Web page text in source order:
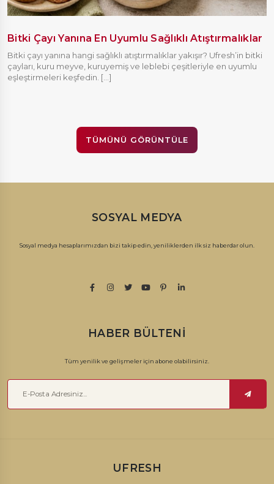
Bitki Çayı Yanına En Uyumlu Sağlıklı Atıştırmalıklar
Bitki çayı yanına hangi sağlıklı atıştırmalıklar yakışır? Ufresh’in bitki
çayları, kuru meyve, kuruyemiş ve leblebi çeşitleriyle en uyumlu
eşleştirmeleri keşfedin. [...]
TÜMÜNÜ GÖRÜNTÜLE
SOSYAL MEDYA
Sosyal medya hesaplarımızdan bizi takip edin, yeniliklerden ilk siz haberdar olun.
HABER BÜLTENI
Tüm yenilik ve gelişmeler için abone olabilirsiniz.
UFRESH